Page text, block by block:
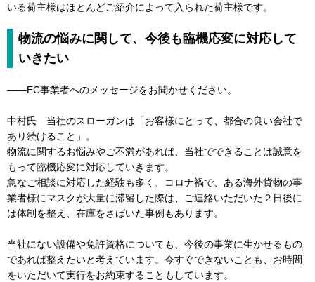
いる荷主様はほとんどご紹介によって入られた荷主様です。
物流の悩みに関して、今後も臨機応変に対応して
いきたい
――EC事業者へのメッセージをお聞かせください。
中村氏 当社のスローガンは「お客様にとって、都合の良い会社で
あり続けること」。
物流に関するお悩みやご不満があれば、当社でできることは誠意を
もって臨機応変に対応していきます。
急なご相談に対応した経験も多く、コロナ禍で、ある海外貨物の事
業者様にマスクが大量に滞留した際は、ご連絡いただいた２日後に
は体制を整え、在庫をさばいた事例もあります。
当社にない設備や免許資格についても、今後の事業に生かせるもの
であれば整えたいと考えています。今すぐできないことも、お時間
をいただいて実行をお約束することもしています。